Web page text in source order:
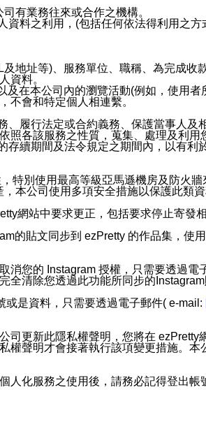
有業務往來或合作之機構。
料之利用，(包括任何依法得利用之
地址等)、服務單位、職稱、為完成
資料。
在本公司內的瀏覽活動(例如，使用
不會和特定個人相連繫。
履行法定或合約義務、保護當事人
各該服務之性質，蒐集、處理及利用
續期間及法令規定之期間內，以有利
特別使用最高等級亞馬遜機房及防火
本公司使用多項安全措施以保護此類
網站中要求更正，包括要求停止寄發相
的貼文同步到 ezPretty 的作品集，使
您的 Instagram 授權，只需要透過
清除您透過此功能所同步的Instagram
是資料，只需要透過電子郵件( e-mail:
更新此隱私權聲明，您將在
聲明才會接著執行該項變更措施。
化服務之使用後，請務必記得登出